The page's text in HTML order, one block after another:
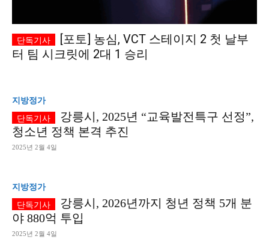
[포토] 농심, VCT 스테이지 2 첫 날부
터 팀 시크릿에 2대 1 승리
지방정가
강릉시, 2025년 “교육발전특구 선정”,
청소년 정책 본격 추진
2025년 2월 4일
지방정가
강릉시, 2026년까지 청년 정책 5개 분
야 880억 투입
2025년 2월 4일